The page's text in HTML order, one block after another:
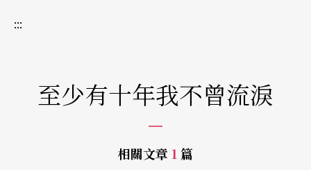
:::
至少有十年我不曾流淚
相關文章 1 篇